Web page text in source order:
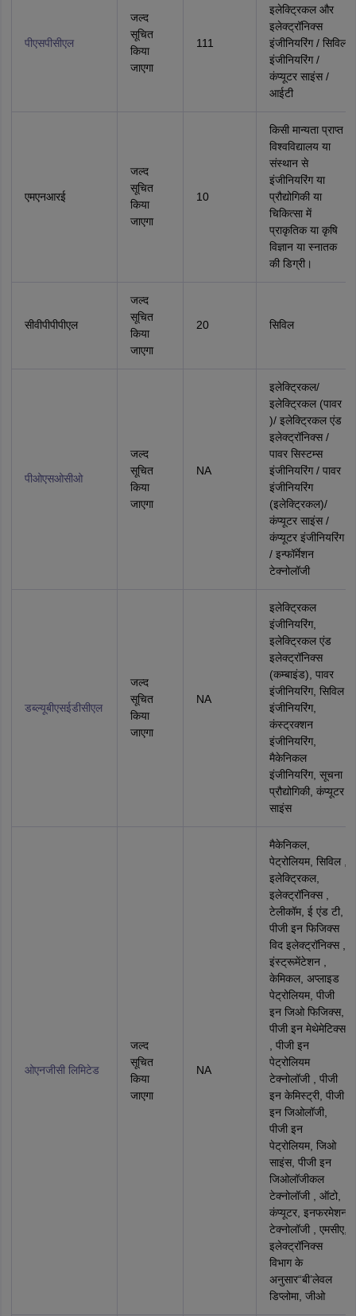
पीएसपीसीएल
जल्द
सूचित
किया
जाएगा
111
इलेक्ट्रिकल और
इलेक्ट्रॉनिक्स
इंजीनियरिंग / सिविल
इंजीनियरिंग /
कंप्यूटर साइंस /
आईटी
एमएनआरई
जल्द
सूचित
किया
जाएगा
10
किसी मान्यता प्राप्त
विश्वविद्यालय या
संस्थान से
इंजीनियरिंग या
प्रौद्योगिकी या
चिकित्सा में
प्राकृतिक या कृषि
विज्ञान या स्नातक
की डिग्री।
सीवीपीपीपीएल
जल्द
सूचित
किया
जाएगा
20 सिविल
पीओएसओसीओ
जल्द
सूचित
किया
जाएगा
NA
इलेक्ट्रिकल/
इलेक्ट्रिकल (पावर
)/ इलेक्ट्रिकल एंड
इलेक्ट्रॉनिक्स /
पावर सिस्‍टम्‍स
इंजीनियरिंग / पावर
इंजीनियरिंग
(इलेक्ट्रिकल)/
कंप्यूटर साइंस /
कंप्यूटर इंजीनियरिंग
/ इन्फॉर्मेशन
टेक्‍नोलॉजी
डब्‍ल्‍यूबीएसईडीसीएल
जल्द
सूचित
किया
जाएगा
NA
इलेक्ट्रिकल
इंजीनियरिंग,
इलेक्ट्रिकल एंड
इलेक्ट्रॉनिक्स
(कम्‍बाइंड), पावर
इंजीनियरिंग, सिविल
इंजीनियरिंग,
कंस्‍ट्रक्‍शन
इंजीनियरिंग,
मैकेनिकल
इंजीनियरिंग, सूचना
प्रौद्योगिकी, कंप्यूटर
साइंस
ओएनजीसी लिमिटेड
जल्द
सूचित
किया
जाएगा
NA
मैकेनिकल,
पेट्रोलियम, सिविल ,
इलेक्ट्रिकल,
इलेक्ट्रॉनिक्स ,
टेलीकॉम, ई एंड टी,
पीजी इन फिजिक्‍स
विद इलेक्ट्रॉनिक्स ,
इंस्ट्रूमेंटेशन ,
केमिकल, अप्‍लाइड
पेट्रोलियम, पीजी
इन जिओ फिजिक्‍स,
पीजी इन मेथेमेटिक्‍स
, पीजी इन
पेट्रोलियम
टेक्‍नोलॉजी , पीजी
इन केमिस्‍ट्री, पीजी
इन जिओलॉजी,
पीजी इन
पेट्रोलियम, जिओ
साइंस, पीजी इन
जिओलॉजीकल
टेक्‍नोलॉजी , ऑटो,
कंप्यूटर, इनफरमेशन
टेक्‍नोलॉजी , एमसीए,
इलेक्ट्रॉनिक्स
विभाग के
अनुसार“बी’लेवल
डिप्‍लोमा, जीओ